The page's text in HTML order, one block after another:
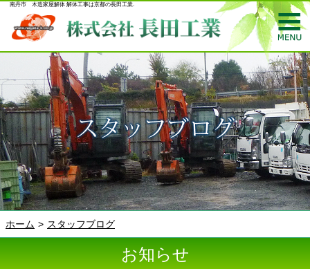
南丹市 木造家屋解体 解体工事は京都の長田工業.
ホーム スタッフブログ
お知らせ